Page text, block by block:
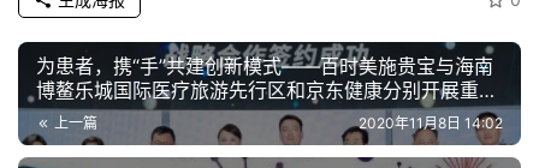
为患者，携“手”共建创新模式——​百时美施贵宝与海南
博鳌乐城国际医疗旅游先行区和京东健康分别开展重磅
合作上一篇 2020年11月8日 14:02